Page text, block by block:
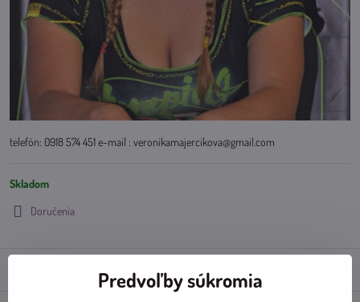
telefón: 0918 574 451 e-mail : veronikamajercikova@gmail.com
Skladom
Doručenia
Doplnkové informáciePredvoľby súkromia